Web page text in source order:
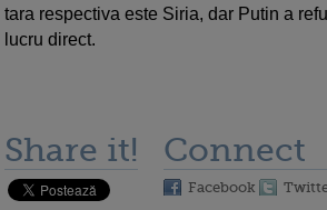
tara respectiva este Siria, dar Putin a
lucru direct.
Share it! Connect
Facebook